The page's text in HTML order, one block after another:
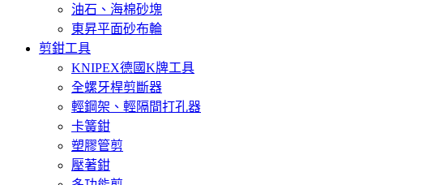
油石、海棉砂塊
東昇平面砂布輪
剪鉗工具
KNIPEX德國K牌工具
全螺牙桿剪斷器
輕鋼架、輕隔間打孔器
卡簧鉗
塑膠管剪
壓著鉗